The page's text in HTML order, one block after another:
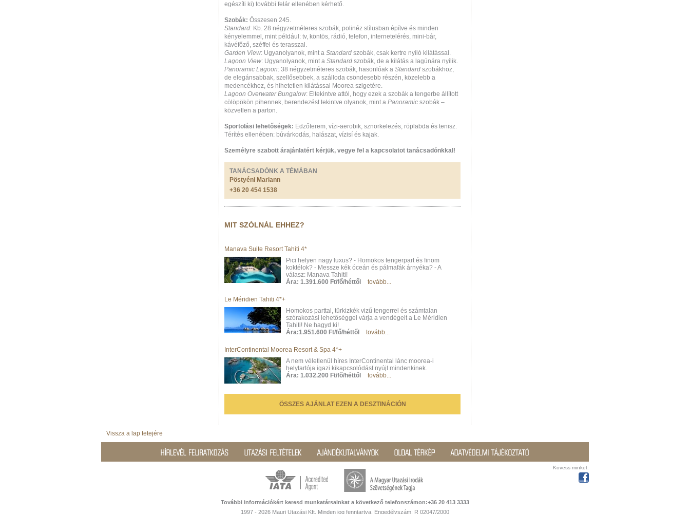
egészíti ki) további felár ellenében kérhető.
Szobák: Összesen 245.
Standard: Kb. 28 négyzetméteres szobák, polinéz stílusban építve és minden
kényelemmel, mint például: tv, köntös, rádió, telefon, internetelérés, mini-bár,
kávéfőző, széffel és terasszal.
Garden View: Ugyanolyanok, mint a Standard szobák, csak kertre nyíló kilátással.
Lagoon View: Ugyanolyanok, mint a Standard szobák, de a kilátás a lagúnára nyílik.
Panoramic Lagoon: 38 négyzetméteres szobák, hasonlóak a Standard szobákhoz,
de elegánsabbak, szellősebbek, a szálloda csöndesebb részén, közelebb a
medencékhez, és hihetetlen kilátással Moorea szigetére.
Lagoon Overwater Bungalow: Eltekintve attól, hogy ezek a szobák a tengerbe állított
cölöpökön pihennek, berendezést tekintve olyanok, mint a Panoramic szobák –
közvetlen a parton.
Sportolási lehetőségek: Edzőterem, vízi-aerobik, sznorkelezés, röplabda és tenisz.
Térítés ellenében: búvárkodás, halászat, vízisí és kajak.
Személyre szabott árajánlatért kérjük, vegye fel a kapcsolatot tanácsadónkkal!
TANÁCSADÓNK A TÉMÁBAN
Pöstyéni Mariann
+36 20 454 1538
MIT SZÓLNÁL EHHEZ?
Manava Suite Resort Tahiti 4*
Pici helyen nagy luxus? - Homokos tengerpart és finom
koktélok? - Messze kék óceán és pálmafák árnyéka? - A
válasz: Manava Tahiti!
Ára: 1.391.600 Ft/fő/héttől
tovább...
Le Méridien Tahiti 4*+
Homokos parttal, türkizkék vizű tengerrel és számtalan
szórakozási lehetőséggel várja a vendégeit a Le Méridien
Tahiti! Ne hagyd ki!
Ára:1.951.600 Ft/fő/héttől
tovább...
InterContinental Moorea Resort & Spa 4*+
A nem véletlenül híres InterContinental lánc moorea-i
helytartója igazi kikapcsolódást nyújt mindenkinek.
Ára: 1.032.200 Ft/fő/héttől
tovább...
ÖSSZES AJÁNLAT EZEN A DESZTINÁCIÓN
Vissza a lap tetejére
Kövess minket:
További információkért keresd munkatársainkat a következő telefonszámon:+36 20 413 3333
1997 - 2026 Mauri Utazási Kft. Minden jog fenntartva. Engedélyszám: R 02047/2000